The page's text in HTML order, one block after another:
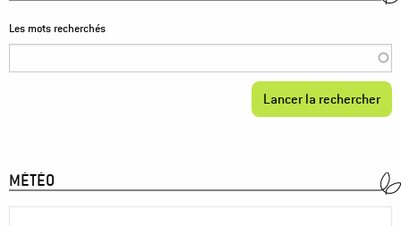
Les mots recherchés
MÉTÉO